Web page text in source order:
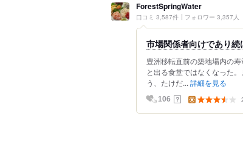
ForestSpringWater
口コミ 3,587件 フォロワー 3,357人
市場関係者向けであり
豊洲移転直前の築地場内の
と出る食堂ではなくなった
う、たけだ... 詳細を見る
106 ？